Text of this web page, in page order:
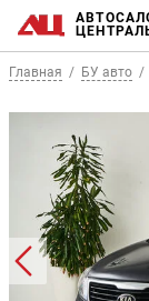
Главная БУ авто